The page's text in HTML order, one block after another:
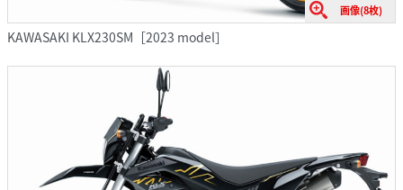
画像(8枚)
KAWASAKI KLX230SM［2023 model］